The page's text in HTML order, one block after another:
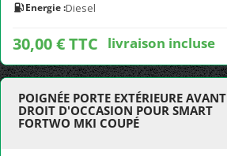
Energie :Diesel
30,00 € TTC livraison incluse
POIGNÉE PORTE EXTÉRIEURE AVANT
DROIT D'OCCASION POUR SMART
FORTWO MKI COUPÉ